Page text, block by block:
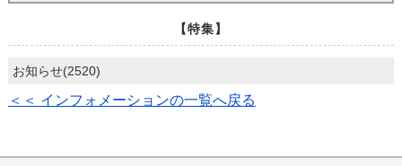
【特集】
お知らせ(2520)
＜＜ インフォメーションの一覧へ戻る